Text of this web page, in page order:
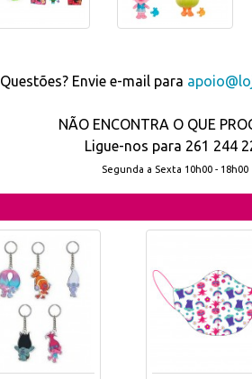
Questões? Envie e-mail para
NÃO ENCONTRA O QUE
Ligue-nos para 261 244
Segunda a Sexta 10h00 - 18h00